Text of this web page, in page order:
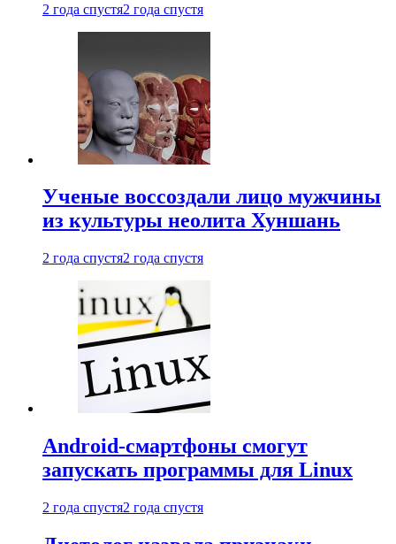
2 года спустя2 года спустя
Ученые воссоздали лицо мужчины
из культуры неолита Хуншань
2 года спустя2 года спустя
Android-смартфоны смогут
запускать программы для Linux
2 года спустя2 года спустя